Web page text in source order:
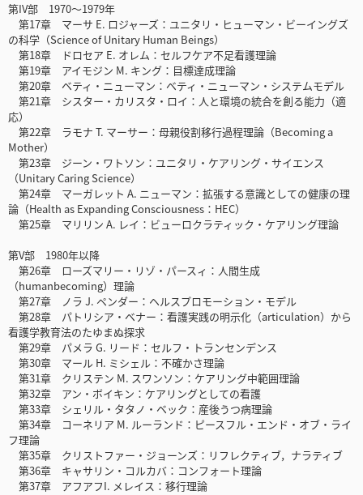
第IV部 1970～1979年
第17章 マーサ E. ロジャーズ：ユニタリ・ヒューマン・ビーイングズ
の科学（Science of Unitary Human Beings）
第18章 ドロセア E. オレム：セルフケア不足看護理論
第19章 アイモジン M. キング：目標達成理論
第20章 ベティ・ニューマン：ベティ・ニューマン・システムモデル
第21章 シスター・カリスタ・ロイ：人と環境の統合を創る能力（適
応）
第22章 ラモナ T. マーサー：母親役割移行過程理論（Becoming a
Mother）
第23章 ジーン・ワトソン：ユニタリ・ケアリング・サイエンス
（Unitary Caring Science）
第24章 マーガレット A. ニューマン：拡張する意識としての健康の理
論（Health as Expanding Consciousness：HEC）
第25章 マリリン A. レイ：ビューロクラティック・ケアリング理論
第V部 1980年以降
第26章 ローズマリー・リゾ・パースィ：人間生成
（humanbecoming）理論
第27章 ノラ J. ペンダー：ヘルスプロモーション・モデル
第28章 パトリシア・ベナー：看護実践の明示化（articulation）から
看護学教育法のたゆまぬ探求
第29章 パメラ G. リード：セルフ・トランセンデンス
第30章 マール H. ミシェル：不確かさ理論
第31章 クリステン M. スワンソン：ケアリング中範囲理論
第32章 アン・ボイキン：ケアリングとしての看護
第33章 シェリル・タタノ・ベック：産後うつ病理論
第34章 コーネリア M. ルーランド：ピースフル・エンド・オブ・ライ
フ理論
第35章 クリストファー・ジョーンズ：リフレクティブ，ナラティブ
第36章 キャサリン・コルカバ：コンフォート理論
第37章 アフアフI. メレイス：移行理論